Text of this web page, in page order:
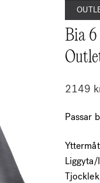
Bia
2149
Passar